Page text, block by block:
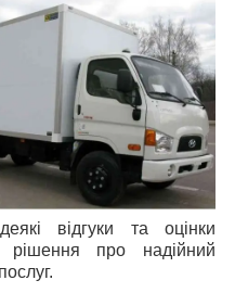
відгуки та оцінки
рішення про надійний